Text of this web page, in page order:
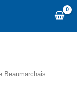
Beaumarchais